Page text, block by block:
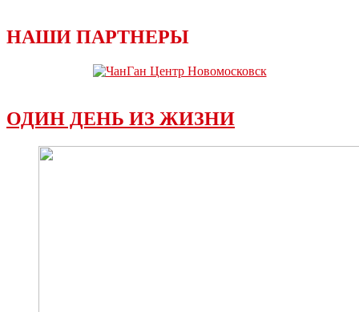
НАШИ ПАРТНЕРЫ
ОДИН ДЕНЬ ИЗ ЖИЗНИ